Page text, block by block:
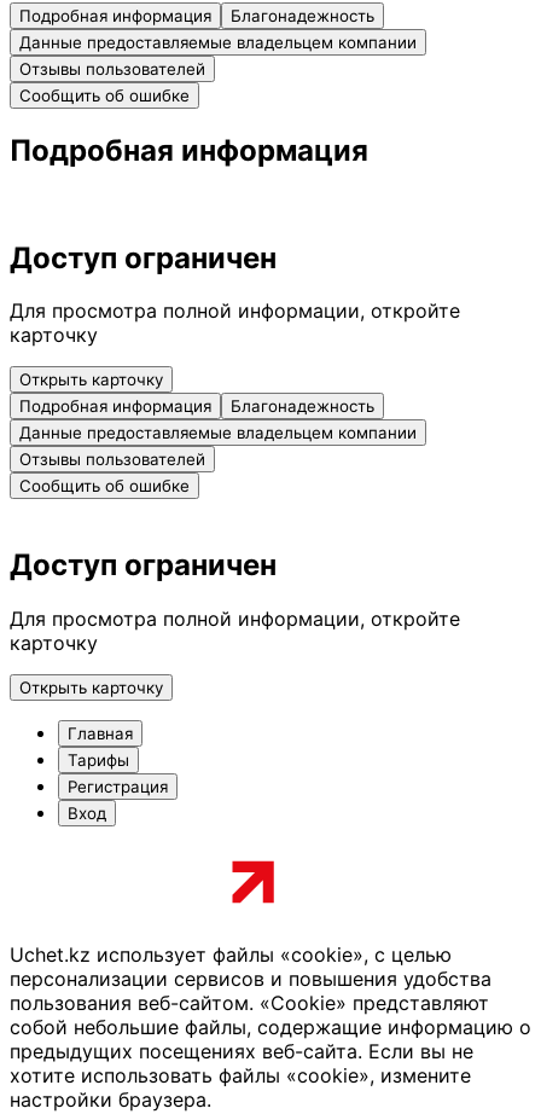
Подробная информация
Благонадежность
Данные предоставляемые владельцем компании
Отзывы пользователей
Сообщить об ошибке
Подробная информация
Доступ ограничен
Для просмотра полной информации, откройте
карточку
Открыть карточку
Подробная информация
Благонадежность
Данные предоставляемые владельцем компании
Отзывы пользователей
Сообщить об ошибке
Доступ ограничен
Для просмотра полной информации, откройте
карточку
Открыть карточку
Главная
Тарифы
Регистрация
Вход
Uchet.kz использует файлы «cookie», с целью
персонализации сервисов и повышения удобства
пользования веб-сайтом. «Cookie» представляют
собой небольшие файлы, содержащие информацию о
предыдущих посещениях веб-сайта. Если вы не
хотите использовать файлы «cookie», измените
настройки браузера.